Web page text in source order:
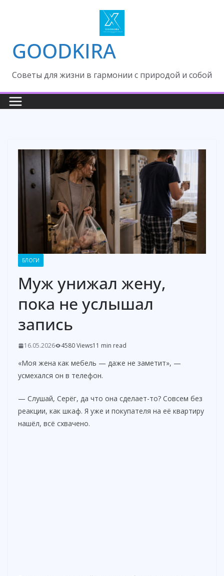
GOODKIRA
Cоветы для жизни в гармонии с природой и собой
БЛОГИ
Муж унижал жену,
пока не услышал
запись
16.05.2026 4580 Views11 min read
«Моя жена как мебель — даже не заметит», —
усмехался он в телефон.
— Слушай, Серёг, да что она сделает-то? Совсем без
реакции, как шкаф. Я уже и покупателя на её квартиру
нашёл, всё схвачено.